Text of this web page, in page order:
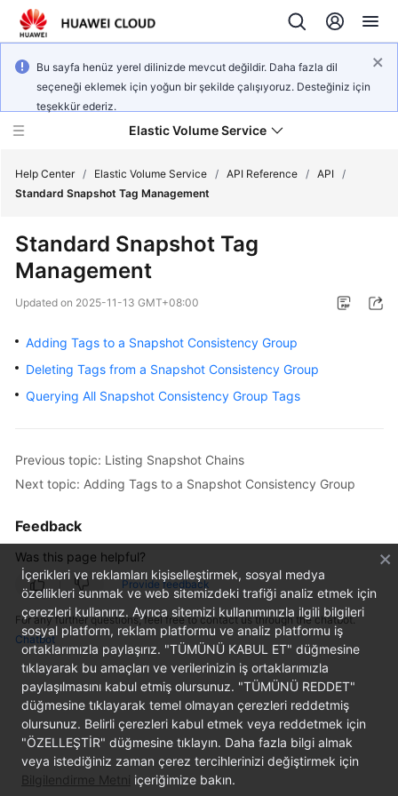
Bu sayfa henüz yerel dilinizde mevcut değildir. Daha fazla dil
seçeneği eklemek için yoğun bir şekilde çalışıyoruz. Desteğiniz için
teşekkür ederiz.
Elastic Volume Service
New
Overview
Getting
Started
Practices
API
Reference
SDK
Reference
FAQs
Videos
Glossary
More
Help Center / Elastic Volume Service / API Reference / API /
Standard Snapshot Tag Management
Standard Snapshot Tag
Management
Updated on 2025-11-13 GMT+08:00
Adding Tags to a Snapshot Consistency Group
Deleting Tags from a Snapshot Consistency Group
Querying All Snapshot Consistency Group Tags
Previous topic: Listing Snapshot Chains
Next topic: Adding Tags to a Snapshot Consistency Group
Feedback
Was this page helpful?
Provide feedback
For any further questions, feel free to contact us through the chatbot.
Chatbot
İçerikleri ve reklamları kişiselleştirmek, sosyal medya
özellikleri sunmak ve web sitemizdeki trafiği analiz etmek için
çerezleri kullanırız. Ayrıca sitemizi kullanımınızla ilgili bilgileri
sosyal platform, reklam platformu ve analiz platformu iş
ortaklarımızla paylaşırız. "TÜMÜNÜ KABUL ET" düğmesine
tıklayarak bu amaçları ve verilerinizin iş ortaklarımızla
paylaşılmasını kabul etmiş olursunuz. "TÜMÜNÜ REDDET"
düğmesine tıklayarak temel olmayan çerezleri reddetmiş
olursunuz. Belirli çerezleri kabul etmek veya reddetmek için
"ÖZELLEŞTİR" düğmesine tıklayın. Daha fazla bilgi almak
veya istediğiniz zaman çerez tercihlerinizi değiştirmek için
Bilgilendirme Metni içeriğimize bakın.